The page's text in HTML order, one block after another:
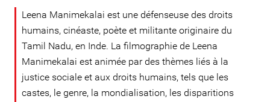
Leena Manimekalai est une défenseuse des droits
humains, cinéaste, poète et militante originaire du
Tamil Nadu, en Inde. La filmographie de Leena
Manimekalai est animée par des thèmes liés à la
justice sociale et aux droits humains, tels que les
castes, le genre, la mondialisation, les disparitions